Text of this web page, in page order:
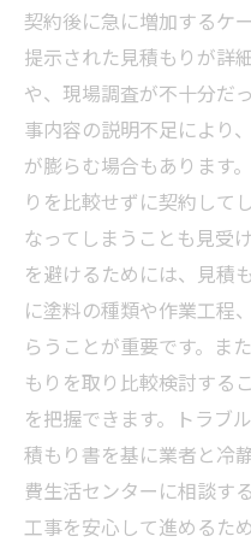
契約後に急に増加するケ
提示された見積もりが詳
や、現場調査が不十分だ
事内容の説明不足により
が膨らむ場合もあります
りを比較せずに契約して
なってしまうことも見受
を避けるためには、見積
に塗料の種類や作業工程
らうことが重要です。ま
もりを取り比較検討する
を把握できます。トラブ
積もり書を基に業者と冷
費生活センターに相談す
工事を安心して進めるた